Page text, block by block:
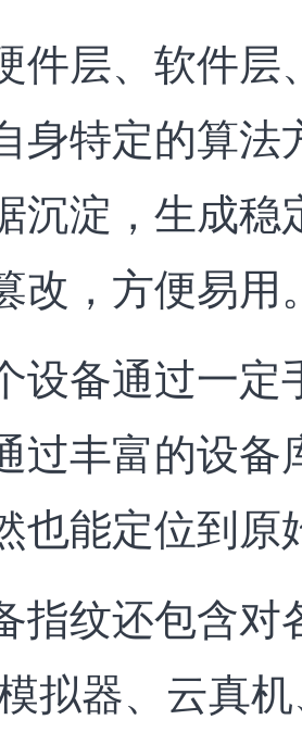
件层、软件层
身特定的算法
沉淀，生成稳
改，方便易用
设备通过一定
过丰富的设备
也能定位到原
指纹还包含对
拟器、云真